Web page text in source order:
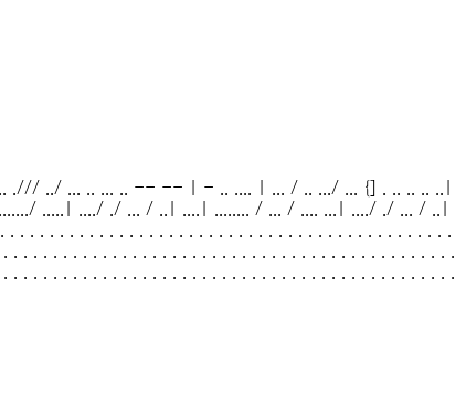
./// ../ ... .. ... .. -- -- | - .. .... | ... / .. .../ ... {] . .. .. .. ..|
.....| ..../ ./ ... / ..| ....| ........ / ... / .... ...| ..../ ./ ... / ..|
. . . . . . . . . . . . . . . . . . . . . . . . . . . . . . . . . . . . . . . . . . . .
. . . . . . . . . . . . . . . . . . . . . . . . . . . . . . . . . . . . . . . . . . . .
. . . . . . . . . . . . . . . . . . . . . . . . . . . . . . . . . . . . . . . . . . . .